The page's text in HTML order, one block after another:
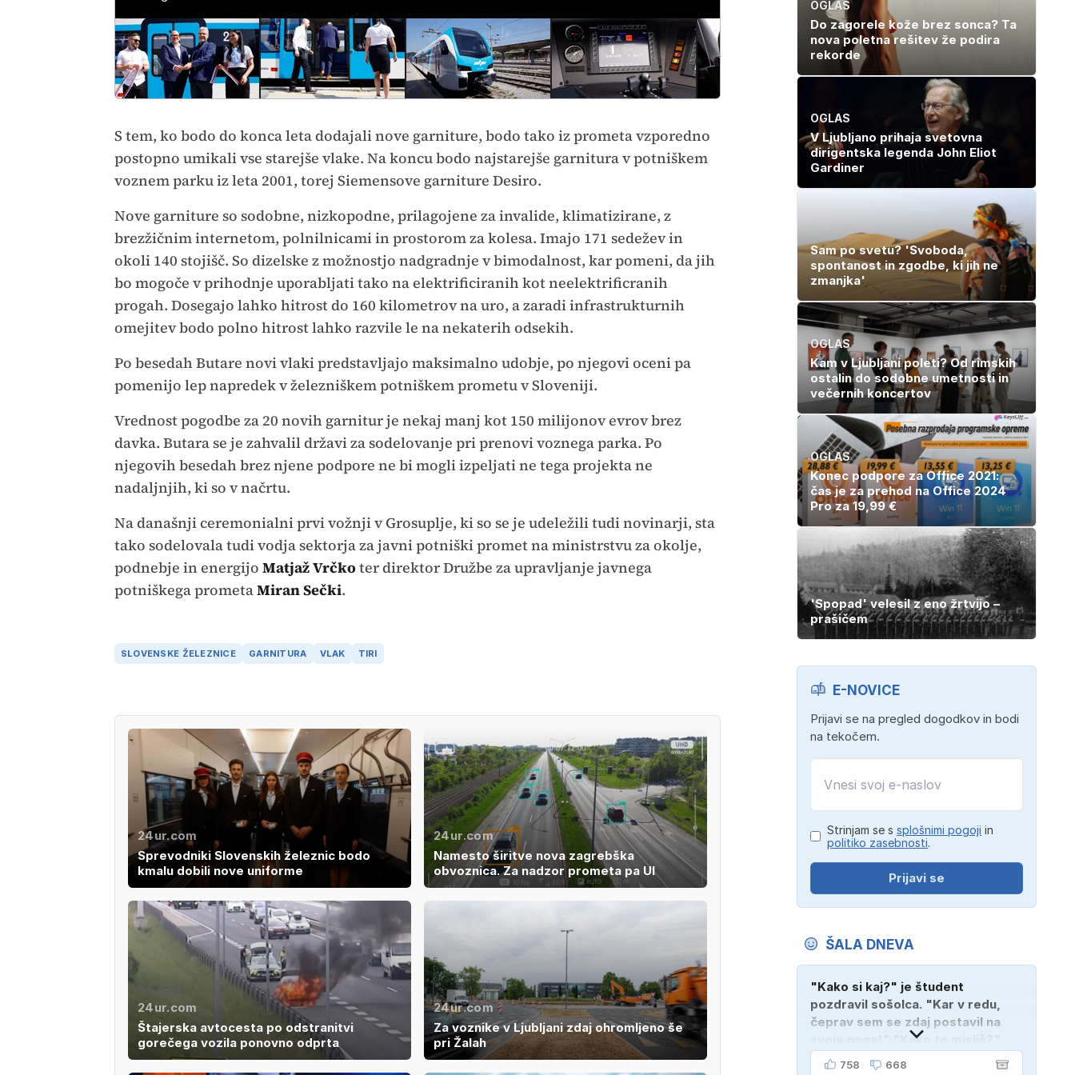
S tem, ko bodo do konca leta dodajali nove garniture, bodo tako iz prometa vzporedno
postopno umikali vse starejše vlake. Na koncu bodo najstarejše garnitura v potniškem
voznem parku iz leta 2001, torej Siemensove garniture Desiro.
Nove garniture so sodobne, nizkopodne, prilagojene za invalide, klimatizirane, z
brezžičnim internetom, polnilnicami in prostorom za kolesa. Imajo 171 sedežev in
okoli 140 stojišč. So dizelske z možnostjo nadgradnje v bimodalnost, kar pomeni, da jih
bo mogoče v prihodnje uporabljati tako na elektrificiranih kot neelektrificranih
progah. Dosegajo lahko hitrost do 160 kilometrov na uro, a zaradi infrastrukturnih
omejitev bodo polno hitrost lahko razvile le na nekaterih odsekih.
Po besedah Butare novi vlaki predstavljajo maksimalno udobje, po njegovi oceni pa
pomenijo lep napredek v železniškem potniškem prometu v Sloveniji.
Vrednost pogodbe za 20 novih garnitur je nekaj manj kot 150 milijonov evrov brez
davka. Butara se je zahvalil državi za sodelovanje pri prenovi voznega parka. Po
njegovih besedah brez njene podpore ne bi mogli izpeljati ne tega projekta ne
nadaljnjih, ki so v načrtu.
Na današnji ceremonialni prvi vožnji v Grosuplje, ki so se je udeležili tudi novinarji, sta
tako sodelovala tudi vodja sektorja za javni potniški promet na ministrstvu za okolje,
podnebje in energijo Matjaž Vrčkoter direktor Družbe za upravljanje javnega
potniškega prometaMiran Sečki.
SLOVENSKE ŽELEZNICE GARNITURA VLAK TIRI
24ur.com
Sprevodniki Slovenskih železnic bodo
kmalu dobili nove uniforme
24ur.com
Namesto širitve nova zagrebška
obvoznica. Za nadzor prometa pa UI
24ur.com
Štajerska avtocesta po odstranitvi
gorečega vozila ponovno odprta
24ur.com
Za voznike v Ljubljani zdaj ohromljeno še
pri Žalah
OGLAS
Do zagorele kože brez sonca? Ta
nova poletna rešitev že podira
rekorde
OGLAS
V Ljubljano prihaja svetovna
dirigentska legenda John Eliot
Gardiner
Sam po svetu? 'Svoboda,
spontanost in zgodbe, ki jih ne
zmanjka'
OGLAS
Kam v Ljubljani poleti? Od rimskih
ostalin do sodobne umetnosti in
večernih koncertov
OGLAS
Konec podpore za Office 2021:
čas je za prehod na Office 2024
Pro za 19,99 €
'Spopad' velesil z eno žrtvijo –
prašičem
E-NOVICE
Prijavi se na pregled dogodkov in bodi
na tekočem.
Strinjam se s splošnimi pogoji in
politiko zasebnosti.
Prijavi se
ŠALA DNEVA
"Kako si kaj?" je študent
pozdravil sošolca. "Kar v redu,
čeprav sem se zdaj postavil na
svoje noge!" "Kako to misliš?"
"Oče mi je vzel avto!"
758 668